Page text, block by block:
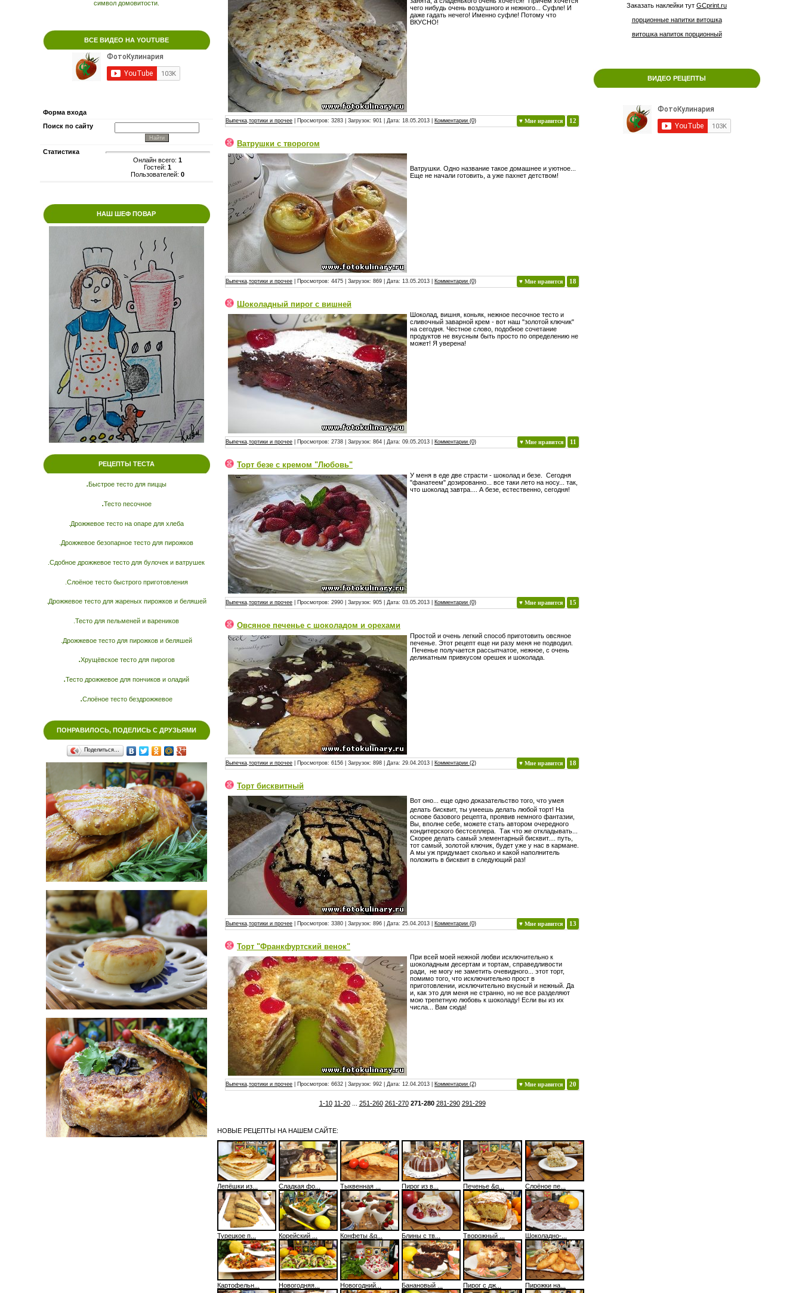
символ домовитости.
ВСЕ ВИДЕО НА YOUTUBE
Форма входа
Поиск по сайту
Статистика
Онлайн всего: 1
Гостей: 1
Пользователей: 0
НАШ ШЕФ ПОВАР
РЕЦЕПТЫ ТЕСТА
. Быстрое тесто для пиццы
.Тесто песочное
.Дрожжевое тесто на опаре для хлеба
.Дрожжевое безопарное тесто для пирожков
.Сдобное дрожжевое тесто для булочек и ватрушек
.Слоёное тесто быстрого приготовления
.Дрожжевое тесто для жареных пирожков и беляшей
.Тесто для пельменей и вареников
.Дрожжевое тесто для пирожков и беляшей
.Хрущёвское тесто для пирогов
.Тесто дрожжевое для пончиков и оладий
.Слоёное тесто бездрожжевое
ПОНРАВИЛОСЬ, ПОДЕЛИСЬ С ДРУЗЬЯМИ
Поделиться…
чего нибудь очень воздушного и нежного... Суфле! И
даже гадать нечего! Именно суфле! Потому что
ВКУСНО!
♥ Мне нравится 12
Выпечка,тортики и прочее | Просмотров: 3283 | Загрузок: 901 | Дата: 18.05.2013 Комментарии (0)
Ватрушки с творогом
Ватрушки. Одно название такое домашнее и уютное...
Еще не начали готовить, а уже пахнет детством!
♥ Мне нравится 18
Выпечка,тортики и прочее | Просмотров: 4475 | Загрузок: 869 | Дата: 13.05.2013 Комментарии (0)
Шоколадный пирог с вишней
Шоколад, вишня, коньяк, нежное песочное тесто и
сливочный заварной крем - вот наш "золотой ключик"
на сегодня. Честное слово, подобное сочетание
продуктов не вкусным быть просто по определению не
может! Я уверена!
♥ Мне нравится 11
Выпечка,тортики и прочее | Просмотров: 2738 | Загрузок: 864 | Дата: 09.05.2013 Комментарии (0)
Торт безе с кремом "Любовь"
У меня в еде две страсти - шоколад и безе. Сегодня
"фанатеем" дозированно... все таки лето на носу... так,
что шоколад завтра.... А безе, естественно, сегодня!
♥ Мне нравится 15
Выпечка,тортики и прочее | Просмотров: 2990 | Загрузок: 905 | Дата: 03.05.2013 Комментарии (0)
Овсяное печенье с шоколадом и орехами
Простой и очень легкий способ приготовить овсяное
печенье. Этот рецепт еще ни разу меня не подводил.
Печенье получается рассыпчатое, нежное, с очень
деликатным привкусом орешек и шоколада.
♥ Мне нравится 18
Выпечка,тортики и прочее | Просмотров: 6156 | Загрузок: 898 | Дата: 29.04.2013 Комментарии (2)
Торт бисквитный
Вот оно... еще одно доказательство того, что умея
делать бисквит, ты умеешь делать любой торт! На
основе базового рецепта, проявив немного фантазии,
Вы, вполне себе, можете стать автором очередного
кондитерского бестселлера. Так что же откладывать...
Скорее делать самый элементарный бисквит.... путь,
тот самый, золотой ключик, будет уже у нас в кармане.
А мы уж придумает сколько и какой наполнитель
положить в бисквит в следующий раз!
♥ Мне нравится 13
Выпечка,тортики и прочее | Просмотров: 3380 | Загрузок: 896 | Дата: 25.04.2013 Комментарии (0)
Торт "Франкфуртский венок"
При всей моей нежной любви исключительно к
шоколадным десертам и тортам, справедливости
ради, не могу не заметить очевидного... этот торт,
помимо того, что исключительно прост в
приготовлении, исключительно вкусный и нежный. Да
и, как это для меня не странно, но не все разделяют
мою трепетную любовь к шоколаду! Если вы из их
числа... Вам сюда!
♥ Мне нравится 20
Выпечка,тортики и прочее | Просмотров: 6632 | Загрузок: 992 | Дата: 12.04.2013 Комментарии (2)
1-10 11-20 251-260 261-270 271-280 281-290 291-299
НОВЫЕ РЕЦЕПТЫ НА НАШЕМ САЙТЕ:
Лепёшки из... Сладкая фо... Тыквенная ... Пирог из в... Печенье &q... Слоёное пе...
Турецкое п... Корейский ... Конфеты &q... Блины с тв... Творожный ... Шоколадно-...
Картофельн... Новогодняя... Новогодний... Банановый ... Пирог с дж... Пирожки на...
Заказать наклейки тут GCprint.ru
порционные напитки витошка
витошка напиток порционный
ВИДЕО РЕЦЕПТЫ